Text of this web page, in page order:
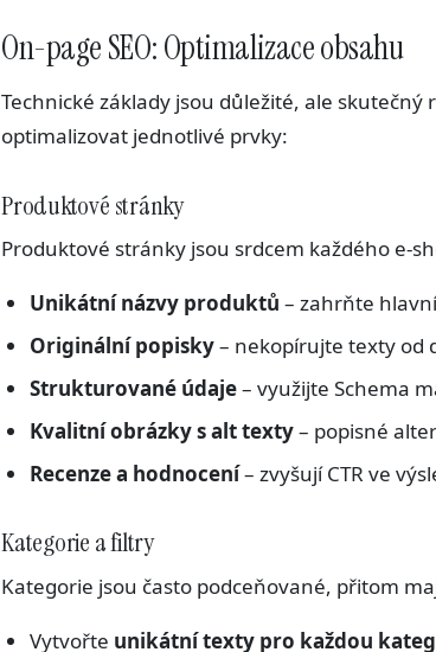
On-page SEO: Optimalizace obsahu
Technické základy jsou důležité, ale
optimalizovat jednotlivé prvky:
Produktové stránky
Produktové stránky jsou srdcem každého e-
Unikátní názvy produktů – zahrňte
Originální popisky– nekopírujte texty od
Strukturované údaje– využijte Schema
Kvalitní obrázky s alt texty– popisné
Recenze a hodnocení– zvyšují CTR ve
Kategorie a filtry
Kategorie jsou často podceňované, přitom
Vytvořte unikátní texty pro každou